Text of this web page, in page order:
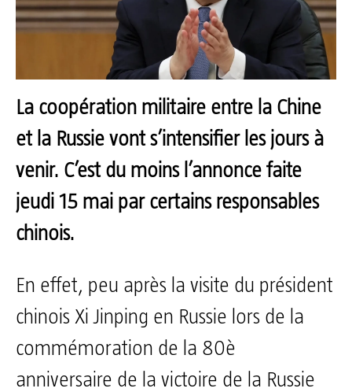
La coopération militaire entre la Chine
et la Russie vont s’intensifier les jours à
venir. C’est du moins l’annonce faite
jeudi 15 mai par certains responsables
chinois.
En effet, peu après la visite du président
chinois Xi Jinping en Russie lors de la
commémoration de la 80è
anniversaire de la victoire de la Russie